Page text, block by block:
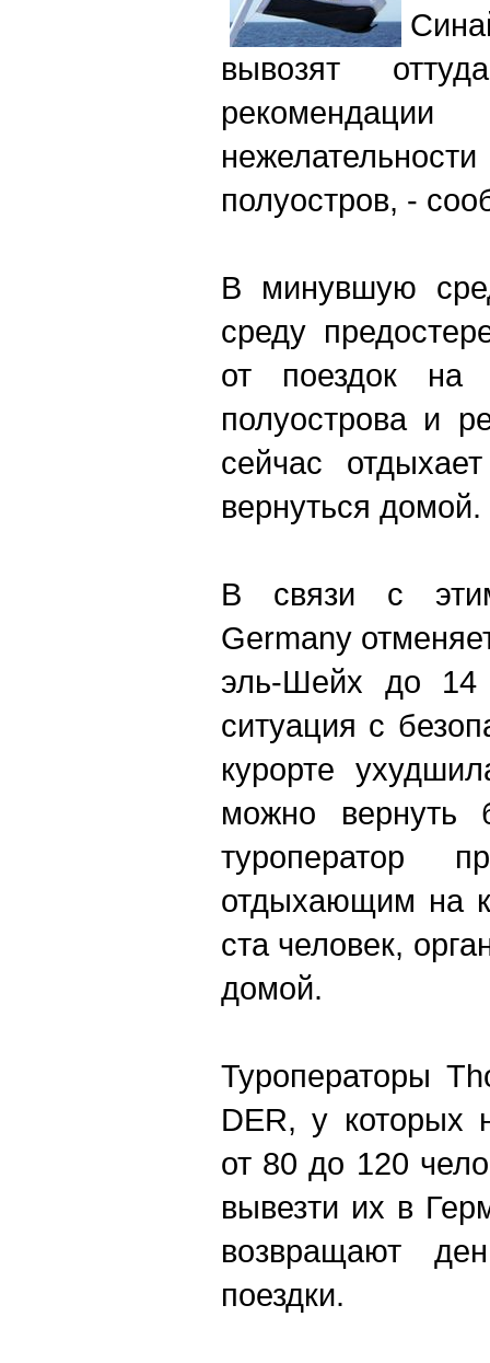
вывозят
полуостров, -
В минувшую
среду
от поездок на
полуострова и
сейчас
вернуться домой.
В связи с
Germany
эль-Шейх до 14
ситуация с
курорте
можно вернуть
туроператор
отдыхающим на
ста человек,
домой.
Туроператоры
DER, у которых
от 80 до 120
вывезти их в
возвращают
поездки.